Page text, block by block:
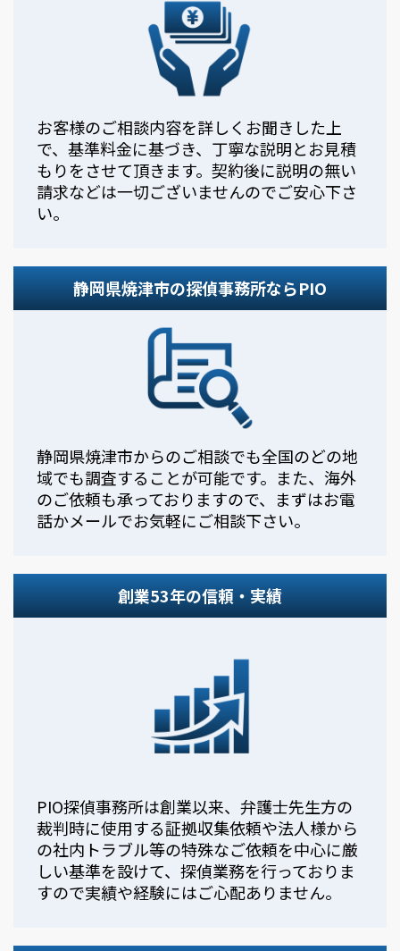
お客様のご相談内容を詳しくお聞きした上
で、基準料金に基づき、丁寧な説明とお見積
もりをさせて頂きます。契約後に説明の無い
請求などは一切ございませんのでご安心下さ
い。
静岡県焼津市の探偵事務所ならPIO
静岡県焼津市からのご相談でも全国のどの地
域でも調査することが可能です。また、海外
のご依頼も承っておりますので、まずはお電
話かメールでお気軽にご相談下さい。
創業53年の信頼・実績
PIO探偵事務所は創業以来、弁護士先生方の
裁判時に使用する証拠収集依頼や法人様から
の社内トラブル等の特殊なご依頼を中心に厳
しい基準を設けて、探偵業務を行っておりま
すので実績や経験にはご心配ありません。